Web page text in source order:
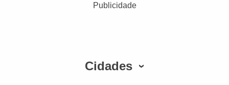
Publicidade
Cidades